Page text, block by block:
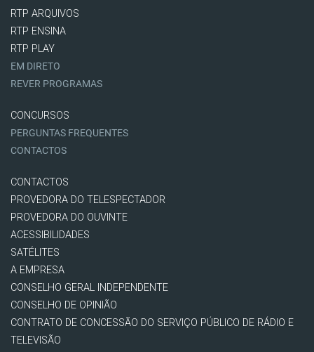
RTP ARQUIVOS
RTP ENSINA
RTP PLAY
EM DIRETO
REVER PROGRAMAS
CONCURSOS
PERGUNTAS FREQUENTES
CONTACTOS
CONTACTOS
PROVEDORA DO TELESPECTADOR
PROVEDORA DO OUVINTE
ACESSIBILIDADES
SATÉLITES
A EMPRESA
CONSELHO GERAL INDEPENDENTE
CONSELHO DE OPINIÃO
CONTRATO DE CONCESSÃO DO SERVIÇO PÚBLICO DE RÁDIO E
TELEVISÃO